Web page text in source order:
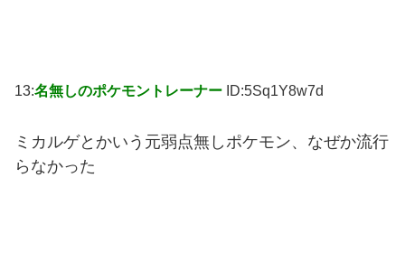
13:名無しのポケモントレーナー ID:5Sq1Y8w7d
ミカルゲとかいう元弱点無しポケモン、なぜか流行
らなかった